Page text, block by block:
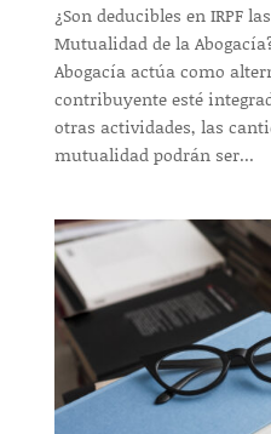
¿Son deducibles en IRPF
Mutualidad de la
Abogacía actúa como
contribuyente esté
otras actividades, las
mutualidad podrán ser...